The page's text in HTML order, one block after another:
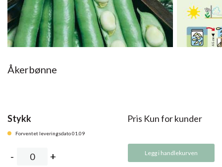
Åkerbønne
Stykk
Forventet leveringsdato 01.09
Pris Kun for kunder
Legg i handlekurven